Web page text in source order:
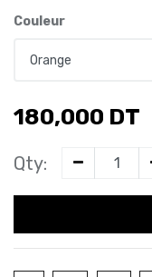
Couleur
180,000 DT
Qty: